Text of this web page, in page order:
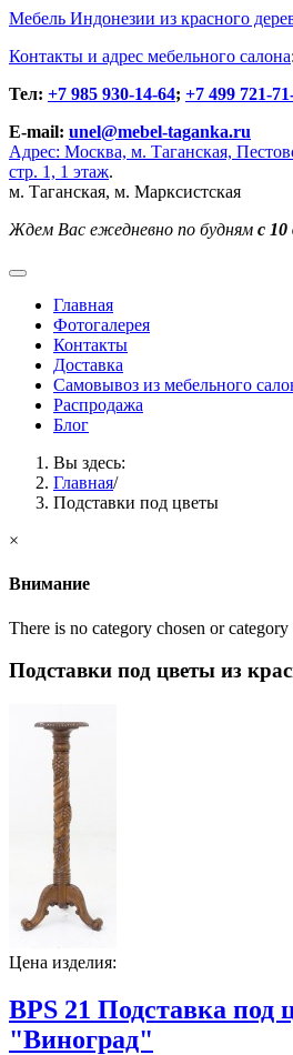
Мебель Индонезии из красного
Контакты и адрес мебельного салона:
Тел: +7 985 930-14-64; +7 499 721-
E-mail: unel@mebel-taganka.ru
Адрес: Москва, м. Таганская,
стр. 1, 1 этаж.
м. Таганская, м. Марксистская
Ждем Вас ежедневно по будням с 10
Главная
Фотогалерея
Контакты
Доставка
Cамовывоз из мебельного
Распродажа
Блог
Вы здесь:
Главная/
Подставки под цветы
×
Внимание
There is no category chosen or
Подставки под цветы из
Цена изделия:
BPS 21 Подставка под
"Виноград"